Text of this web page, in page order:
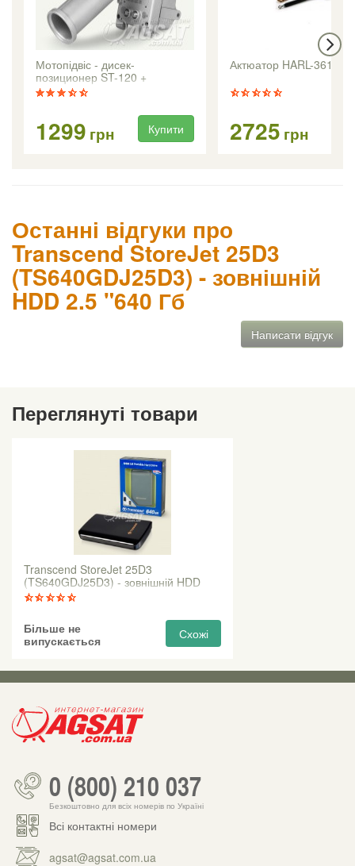
Мотопідвіс - дисек-
позиционер ST-120 +
1299 грн Купити
Актюатор HARL-3618 +
2725 грн
Останні відгуки про
Transcend StoreJet 25D3
(TS640GDJ25D3) - зовнішній
HDD 2.5 "640 Гб
Написати відгук
Переглянуті товари
Transcend StoreJet 25D3
(TS640GDJ25D3) - зовнішній HDD
2.5 "640 Гб
Більше не
випускається
Схожі
0 (800) 210 037
Безкоштовно для всіх номерів по Україні
Всі контактні номери
agsat@agsat.com.ua